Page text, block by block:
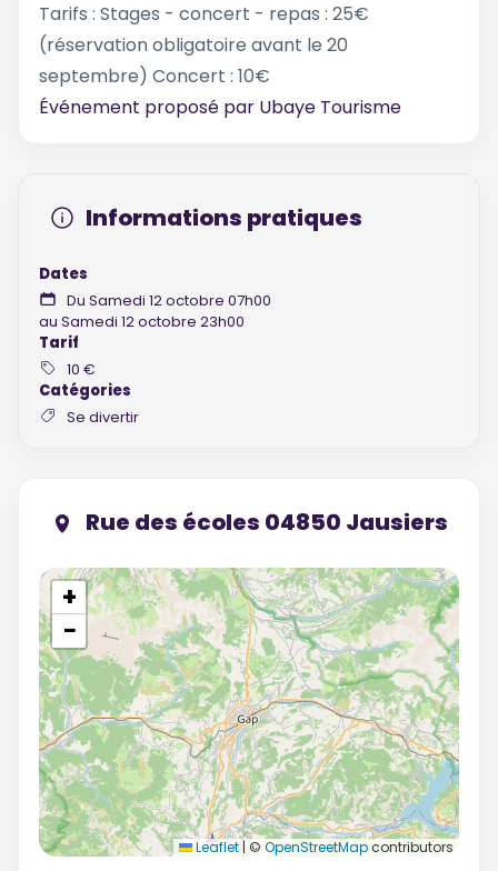
Tarifs : Stages - concert - repas : 25€
(réservation obligatoire avant le 20
septembre) Concert : 10€
Événement proposé par Ubaye Tourisme
Informations pratiques
Dates
Du Samedi 12 octobre 07h00
au Samedi 12 octobre 23h00
Tarif
10 €
Catégories
Se divertir
Rue des écoles 04850 Jausiers
+
−
Leaflet | © OpenStreetMapcontributors